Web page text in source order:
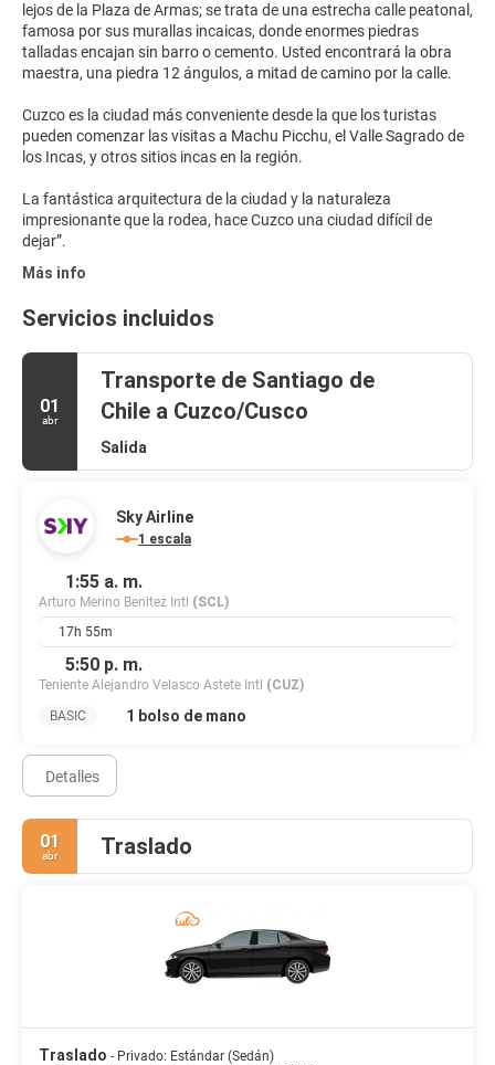
lejos de la Plaza de Armas; se trata de una estrecha calle peatonal,
famosa por sus murallas incaicas, donde enormes piedras
talladas encajan sin barro o cemento. Usted encontrará la obra
maestra, una piedra 12 ángulos, a mitad de camino por la calle.
Cuzco es la ciudad más conveniente desde la que los turistas
pueden comenzar las visitas a Machu Picchu, el Valle Sagrado de
los Incas, y otros sitios incas en la región.
La fantástica arquitectura de la ciudad y la naturaleza
impresionante que la rodea, hace Cuzco una ciudad difícil de
Más info
Servicios incluidos
01
abr
Transporte de Santiago de
Chile a Cuzco/Cusco
Salida
Sky Airline
1 escala
1:55 a. m.
Arturo Merino Benitez Intl (SCL)
17h 55m
5:50 p. m.
Teniente Alejandro Velasco Astete Intl (CUZ)
BASIC
1 bolso de mano
Detalles
01
abr Traslado
Traslado - Privado: Estándar (Sedán)